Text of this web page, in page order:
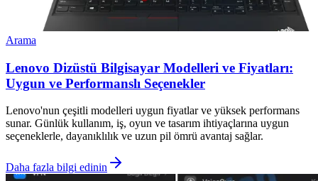
Arama
Lenovo Dizüstü Bilgisayar Modelleri ve Fiyatları:
Uygun ve Performanslı Seçenekler
Lenovo'nun çeşitli modelleri uygun fiyatlar ve yüksek performans
sunar. Günlük kullanım, iş, oyun ve tasarım ihtiyaçlarına uygun
seçeneklerle, dayanıklılık ve uzun pil ömrü avantaj sağlar.
Daha fazla bilgi edinin